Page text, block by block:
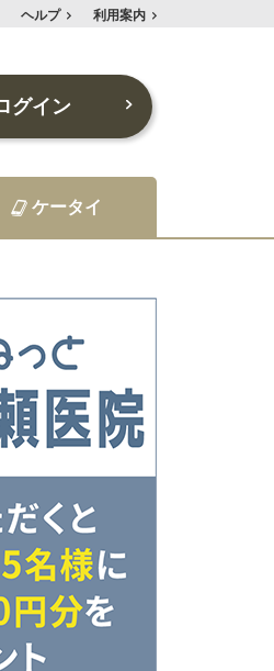
ヘルプ 利用案内
グイン
ケータイ